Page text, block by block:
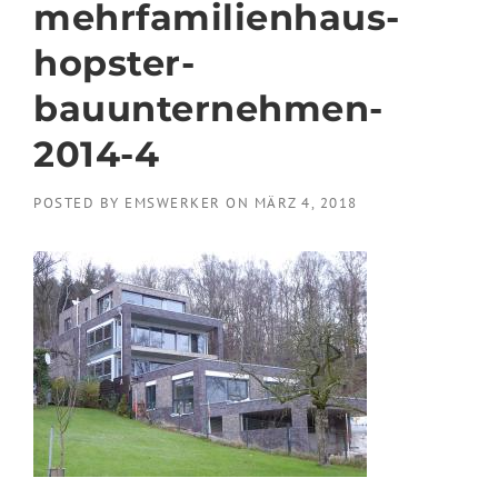
mehrfamilienhaus-
hopster-
bauunternehmen-
2014-4
POSTED BY EMSWERKER ON MÄRZ 4, 2018